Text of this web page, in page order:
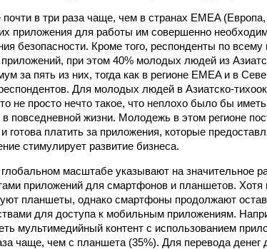
в три раза чаще, чем в странах EMEA
приложения для работы им совершенно
безопасности. Кроме того, респонденты по всему
при этом 40% молодых людей из
за пять из них, тогда как в регионе EMEA и в
Для молодых людей в Азиатско-
не просто нечто такое, что неплохо было бы
повседневной жизни. Молодежь в этом регионе
готова платить за приложения, которые
стимулирует развитие бизнеса.
масштабе указывают на значительное
приложений для смартфонов и планшетов.
планшеты, однако смартфоны продолжают
для доступа к мобильным приложениям.
мультимедийный контент с использованием
чаще, чем с планшета (35%). Для перевода денег